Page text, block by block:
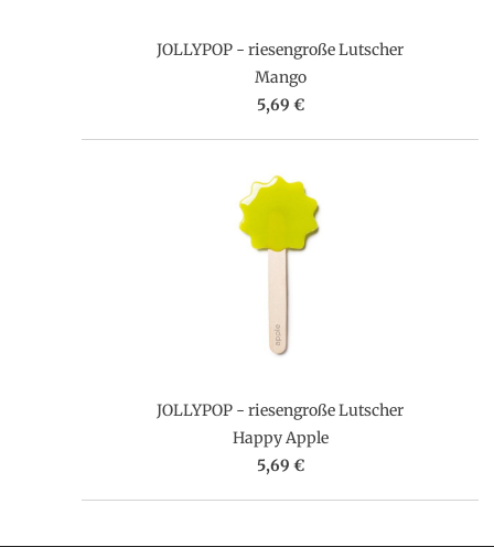
JOLLYPOP - riesengroße Lutscher
Mango
5,69 €
JOLLYPOP - riesengroße Lutscher
Happy Apple
5,69 €